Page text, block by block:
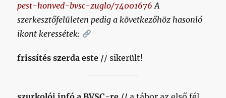
pest-honved-bvsc-zuglo/74001676 A
szerkesztőfelületen pedig a következőhöz hasonló
ikont keressétek:
frissítés szerda este // sikerült!